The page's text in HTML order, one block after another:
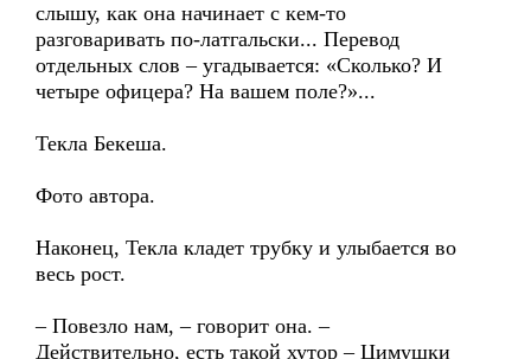
слышу, как она начинает с кем-то
разговаривать по-латгальски... Перевод
отдельных слов – угадывается: «Сколько? И
четыре офицера? На вашем поле?»...
Текла Бекеша.
Фото автора.
Наконец, Текла кладет трубку и улыбается во
весь рост.
– Повезло нам, – говорит она. –
Действительно, есть такой хутор – Цимушки